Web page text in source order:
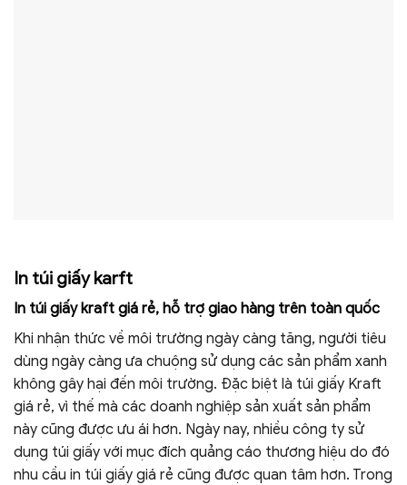
In túi giấy karft
In túi giấy kraft giá rẻ, hỗ trợ giao hàng trên toàn quốc
Khi nhận thức về môi trường ngày càng tăng, người tiêu
dùng ngày càng ưa chuộng sử dụng các sản phẩm xanh
không gây hại đến môi trường. Đặc biệt là túi giấy Kraft
giá rẻ, vì thế mà các doanh nghiệp sản xuất sản phẩm
này cũng được ưu ái hơn. Ngày nay, nhiều công ty sử
dụng túi giấy với mục đích quảng cáo thương hiệu do đó
nhu cầu in túi giấy giá rẻ cũng được quan tâm hơn. Trong